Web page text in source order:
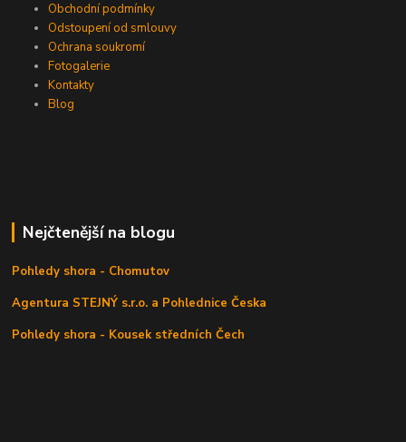
Obchodní podmínky
Odstoupení od smlouvy
Ochrana soukromí
Fotogalerie
Kontakty
Blog
Nejčtenější na blogu
Pohledy shora - Chomutov
Agentura STEJNÝ s.r.o. a Pohlednice Česka
Pohledy shora - Kousek středních Čech